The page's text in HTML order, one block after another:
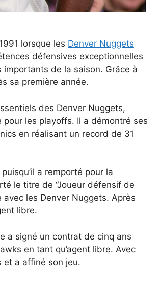
lorsque les Denver Nuggets
défensives exceptionnelles
importants de la saison. Grâce à
sa première année.
des Denver Nuggets,
les playoffs. Il a démontré ses
en réalisant un record de 31
a remporté pour la
le titre de “Joueur défensif de
avec les Denver Nuggets. Après
libre.
a signé un contrat de cinq ans
en tant qu’agent libre. Avec
et a affiné son jeu.